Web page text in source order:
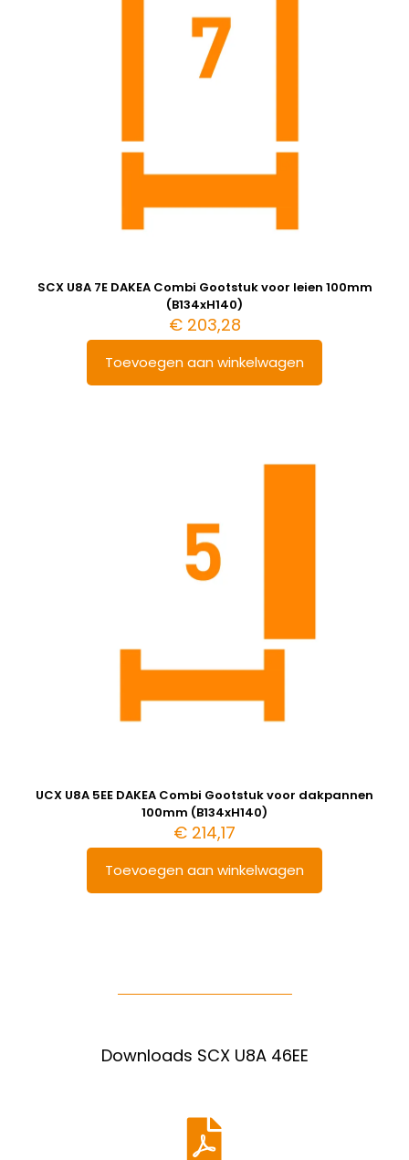
SCX U8A 7E DAKEA Combi Gootstuk voor leien 100mm
(B134xH140)
€203,28
Toevoegen aan winkelwagen
UCX U8A 5EE DAKEA Combi Gootstuk voor dakpannen
100mm (B134xH140)
€ 214,17
Toevoegen aan winkelwagen
Downloads SCX U8A 46EE